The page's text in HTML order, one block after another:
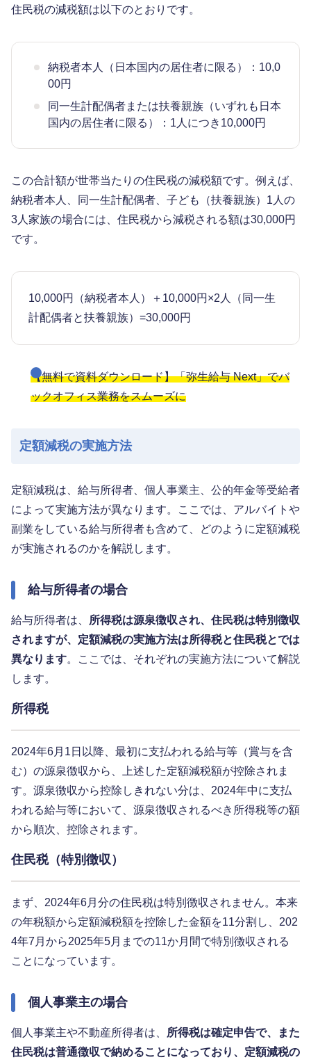
住民税の減税額は以下のとおりです。
納税者本人（日本国内の居住者に限る）：10,0
00円
同一生計配偶者または扶養親族（いずれも日本
国内の居住者に限る）：1人につき10,000円
この合計額が世帯当たりの住民税の減税額です。例えば、
納税者本人、同一生計配偶者、子ども（扶養親族）1人の
3人家族の場合には、住民税から減税される額は30,000円
です。
10,000円（納税者本人）＋10,000円×2人（同一生
計配偶者と扶養親族）=30,000円
【無料で資料ダウンロード】「弥生給与 Next」でバ
ックオフィス業務をスムーズに
定額減税の実施方法
定額減税は、給与所得者、個人事業主、公的年金等受給者
によって実施方法が異なります。ここでは、アルバイトや
副業をしている給与所得者も含めて、どのように定額減税
が実施されるのかを解説します。
給与所得者の場合
給与所得者は、
所得税は源泉徴収され、住民税は特別徴収
されますが、定額減税の実施方法は所得税と住民税とでは
異なります。ここでは、それぞれの実施方法について解説
します。
所得税
2024年6月1日以降、最初に支払われる給与等（賞与を含
む）の源泉徴収から、上述した定額減税額が控除されま
す。源泉徴収から控除しきれない分は、2024年中に支払
われる給与等において、源泉徴収されるべき所得税等の額
から順次、控除されます。
住民税（特別徴収）
まず、2024年6月分の住民税は特別徴収されません。本来
の年税額から定額減税額を控除した金額を11分割し、202
4年7月から2025年5月までの11か月間で特別徴収される
ことになっています。
個人事業主の場合
個人事業主や不動産所得者は、
所得税は確定申告で、また
住民税は普通徴収で納めることになっており、定額減税の